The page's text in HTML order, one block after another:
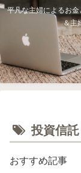
平凡な主婦によるお
＆主
投資信託
おすすめ記事